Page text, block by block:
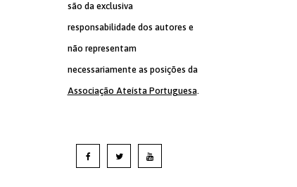
são da exclusiva
responsabilidade dos autores e
não representam
necessariamente as posições da
Associação Ateísta Portuguesa.